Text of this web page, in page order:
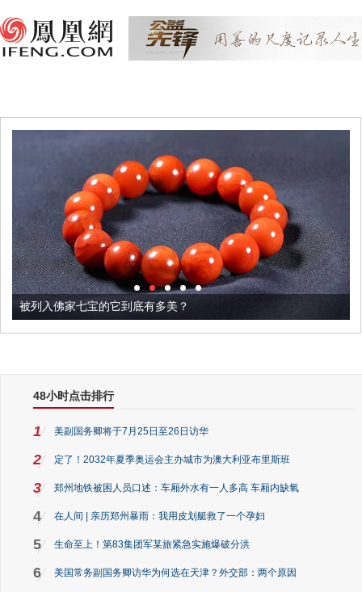
被列入佛家七宝的它到底有多美？
48小时点击排行
1 美副国务卿将于7月25日至26日访华
2 定了！2032年夏季奥运会主办城市为澳大利亚布里斯班
3 郑州地铁被困人员口述：车厢外水有一人多高 车厢内缺氧
4 在人间 | 亲历郑州暴雨：我用皮划艇救了一个孕妇
5 生命至上！第83集团军某旅紧急实施爆破分洪
6 美国常务副国务卿访华为何选在天津？外交部：两个原因